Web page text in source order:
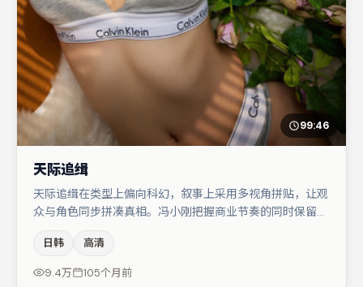
99:46
天际追缉
天际追缉在类型上偏向科幻，叙事上采用多视角拼贴，让观
众与角色同步拼凑真相。冯小刚把握商业节奏的同时保留人
伦丝·皮尤、秦海璐、孔刘等，角色动机前后呼应，适合喜
欢抠台词与伏笔的观众。整体完成度较高，适合周末一口气
日韩 高清
9.4万 105个月前